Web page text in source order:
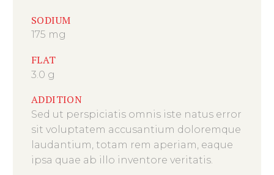
SODIUM
175 mg
FLAT
3.0 g
ADDITION
Sed ut perspiciatis omnis iste natus error
sit voluptatem accusantium doloremque
laudantium, totam rem aperiam, eaque
ipsa quae ab illo inventore veritatis.